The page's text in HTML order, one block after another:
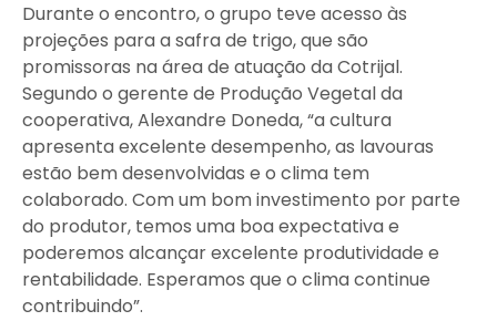
Durante o encontro, o grupo teve acesso às
projeções para a safra de trigo, que são
promissoras na área de atuação da Cotrijal.
Segundo o gerente de Produção Vegetal da
cooperativa, Alexandre Doneda, “a cultura
apresenta excelente desempenho, as lavouras
estão bem desenvolvidas e o clima tem
colaborado. Com um bom investimento por parte
do produtor, temos uma boa expectativa e
poderemos alcançar excelente produtividade e
rentabilidade. Esperamos que o clima continue
contribuindo”.